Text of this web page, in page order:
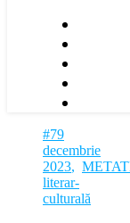
#79
decembrie
2023,
literar-
culturală